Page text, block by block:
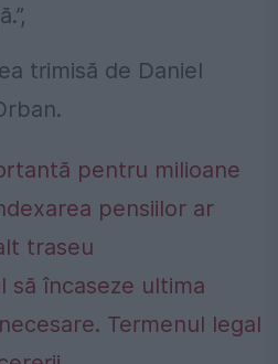
trimisă de Daniel
pentru milioane
pensiilor ar
traseu
să încaseze ultima
Termenul legal